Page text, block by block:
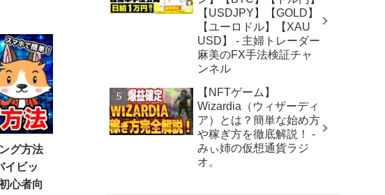
グ方法
イビッ
心者向
【USDJPY】【GOLD】
【ユーロドル】【XAU
USD】 - 主婦トレーダー
麻美のFX手法検証チャ
ンネル
【NFTゲーム】
Wizardia（ウィザーディ
ア）とは？簡単な始め方
や稼ぎ方を徹底解説！ -
みぃ姉の仮想通貨ラジ
オ。